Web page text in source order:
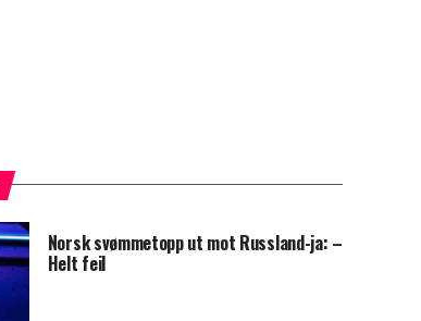
Norsk svømmetopp ut mot Russland-ja: –
Helt feil